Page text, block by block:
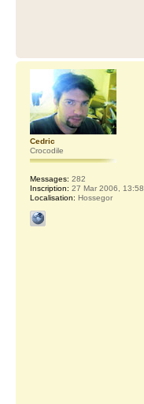
Cedric
Crocodile
Messages: 282
Inscription: 27 Mar 2006, 13:58
Localisation: Hossegor